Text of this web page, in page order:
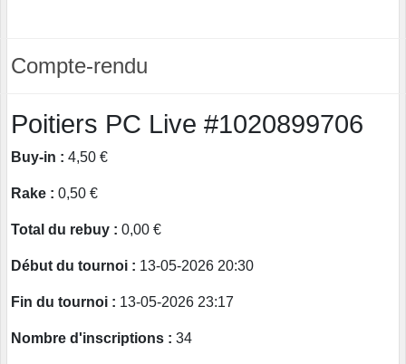
Compte-rendu
Poitiers PC Live #1020899706
Buy-in : 4,50 €
Rake : 0,50 €
Total du rebuy : 0,00 €
Début du tournoi : 13-05-2026 20:30
Fin du tournoi : 13-05-2026 23:17
Nombre d'inscriptions : 34